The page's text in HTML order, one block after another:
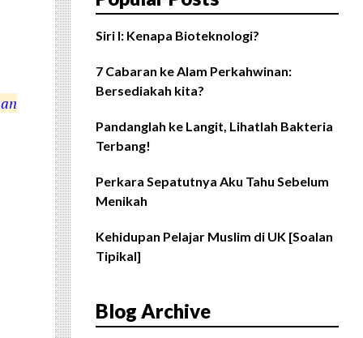
Siri I: Kenapa Bioteknologi?
7 Cabaran ke Alam Perkahwinan:
Bersediakah kita?
Pandanglah ke Langit, Lihatlah Bakteria
Terbang!
Perkara Sepatutnya Aku Tahu Sebelum
Menikah
Kehidupan Pelajar Muslim di UK [Soalan
Tipikal]
Blog Archive